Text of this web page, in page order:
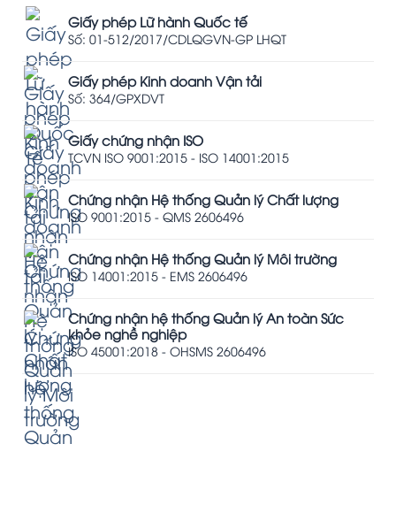
Giấy phép Lữ hành Quốc tế
Số: 01-512/2017/CDLQGVN-GP LHQT
Giấy phép Kinh doanh Vận tải
Số: 364/GPXDVT
Giấy chứng nhận ISO
TCVN ISO 9001:2015 - ISO 14001:2015
Chứng nhận Hệ thống Quản lý Chất lượng
ISO 9001:2015 - QMS 2606496
Chứng nhận Hệ thống Quản lý Môi trường
ISO 14001:2015 - EMS 2606496
Chứng nhận hệ thống Quản lý An toàn Sức
khỏe nghề nghiệp
ISO 45001:2018 - OHSMS 2606496